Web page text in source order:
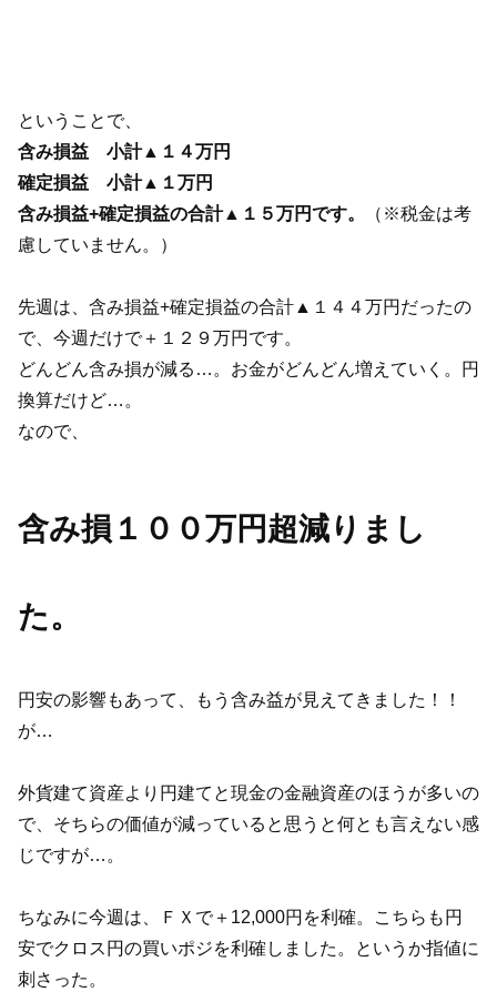
ということで、
含み損益 小計▲１４万円
確定損益 小計▲１万円
含み損益+確定損益の合計▲１５万円です。
（※税金は考
慮していません。）
先週は、含み損益+確定損益の合計▲１４４万円だったの
で、今週だけで＋１２９万円です。
どんどん含み損が減る…。お金がどんどん増えていく。円
換算だけど…。
なので、
含み損１００万円超減りまし
た。
円安の影響もあって、もう含み益が見えてきました！！
が…
外貨建て資産より円建てと現金の金融資産のほうが多いの
で、そちらの価値が減っていると思うと何とも言えない感
じですが…。
ちなみに今週は、ＦＸで＋12,000円を利確。こちらも円
安でクロス円の買いポジを利確しました。というか指値に
刺さった。